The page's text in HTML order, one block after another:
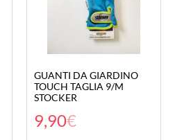
GUANTI DA GIARDINO
TOUCH TAGLIA 9/M
STOCKER
9,90€